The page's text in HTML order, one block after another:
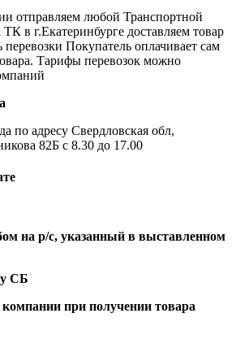
отправляем любой Транспортной
в г.Екатеринбурге доставляем товар
Покупатель оплачивает сам
Тарифы перевозок можно
по адресу Свердловская обл,
82Б с 8.30 до 17.00
на р/с, указанный в выставленном
СБ
при получении товара